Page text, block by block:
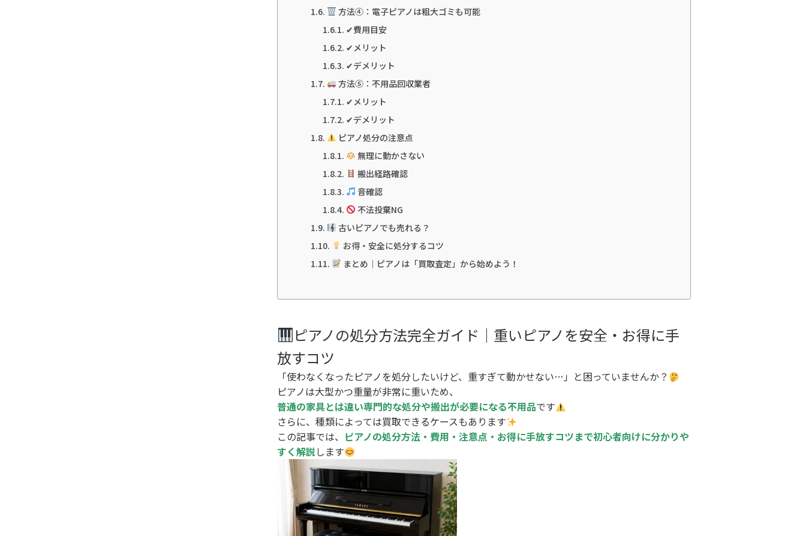
方法④：電子ピアノは粗大ゴミも可能
✔費用目安
✔メリット
✔デメリット
方法⑤：不用品回収業者
✔メリット
✔デメリット
ピアノ処分の注意点
無理に動かさない
搬出経路確認
音確認
不法投棄NG
古いピアノでも売れる？
お得・安全に処分するコツ
まとめ｜ピアノは「買取査定」から始めよう！
ピアノの処分方法完全ガイド｜重いピアノを安全・お得に手
放すコツ
「使わなくなったピアノを処分したいけど、重すぎて動かせない…」と困っていませんか？
ピアノは大型かつ重量が非常に重いため、
普通の家具とは違い専門的な処分や搬出が必要になる不用品です
さらに、種類によっては買取できるケースもあります
この記事では、 ピアノの処分方法・費用・注意点・お得に手放すコツまで初心者向けに分かりや
すく解説します